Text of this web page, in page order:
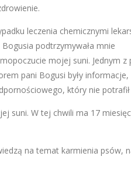
leczenia chemicznymi
podtrzymywała mnie
mojej suni. Jednym
pani Bogusi były
który nie
suni. W tej chwili ma 17
na temat karmienia psów,